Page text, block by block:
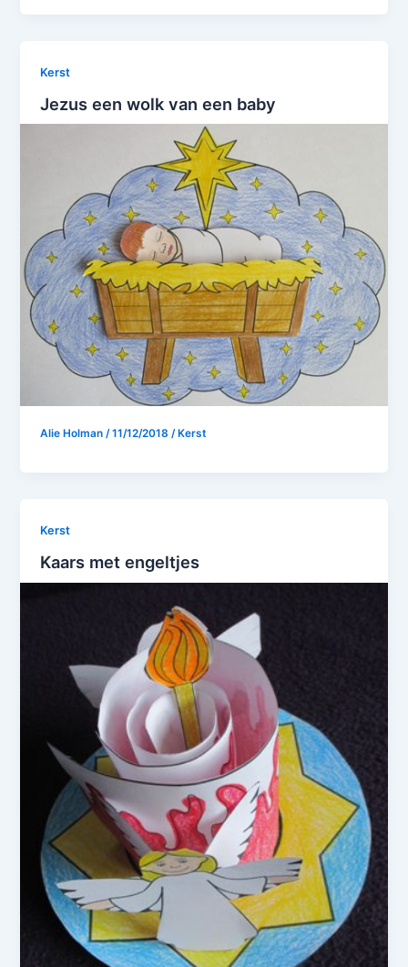
Kerst
Jezus een wolk van een baby
Alie Holman/11/12/2018/ Kerst
Kerst
Kaars met engeltjes